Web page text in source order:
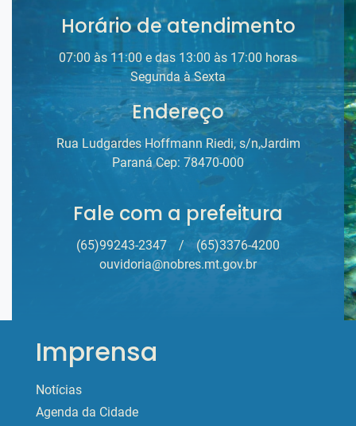
Horário de atendimento
07:00 às 11:00 e das 13:00 às 17:00 horas
Segunda à Sexta
Endereço
Rua Ludgardes Hoffmann Riedi, s/n,Jardim
Paraná Cep: 78470-000
Fale com a prefeitura
(65)99243-2347 /
(65)3376-4200
ouvidoria@nobres.mt.gov.br
Imprensa
Notícias
Agenda da Cidade